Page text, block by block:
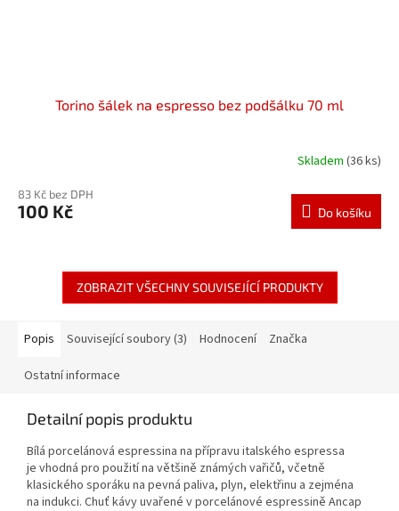
Torino šálek na espresso bez podšálku 70 ml
Skladem (36 ks)
83 Kč bez DPH
100 Kč Do košíku
ZOBRAZIT VŠECHNY SOUVISEJÍCÍ PRODUKTY
Popis Související soubory (3) Hodnocení Značka
Ostatní informace
Detailní popis produktu
Bílá porcelánová espressina na přípravu italského espressa
je vhodná pro použití na většině známých vařičů, včetně
klasického sporáku na pevná paliva, plyn, elektřinu a zejména
na indukci. Chuť kávy uvařené v porcelánové espressině Ancap